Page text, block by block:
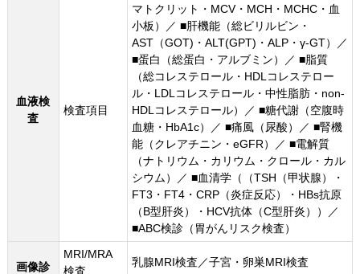
血液検
査
検査項目
マトクリット・MCV・MCH・MCHC・血
小板）／ ■肝機能（総ビリルビン・
AST（GOT)・ALT(GPT)・ALP・γ-GT）／
■蛋白（総蛋白・アルブミン）／ ■脂質
（総コレステロール・HDLコレステロー
ル・LDLコレステロール・中性脂肪・non-
HDLコレステロール）／ ■糖代謝（空腹時
血糖・HbA1c）／ ■痛風（尿酸）／ ■腎機
能（クレアチニン・eGFR）／ ■電解質
（ナトリウム・カリウム・クロール・カル
シウム）／ ■血清学（（TSH（甲状腺）・
FT3・FT4・CRP（炎症反応）・HBs抗原
（B型肝炎）・HCV抗体（C型肝炎））／
■ABC検診（胃がんリスク検査）
画像診
MRI/MRA
検査
乳腺MRI検査／子宮・卵巣MRI検査